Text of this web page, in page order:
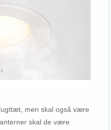
men skal også være
skal de være